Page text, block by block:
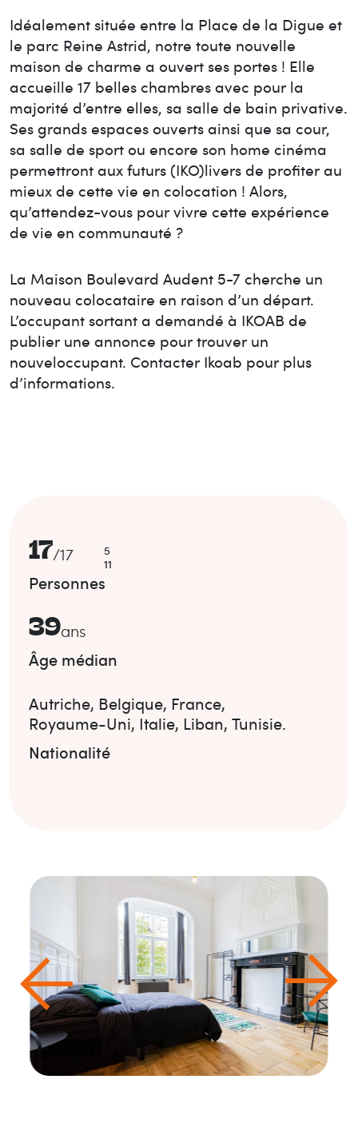
Idéalement située entre la Place de la Digue et
le parc Reine Astrid, notre toute nouvelle
maison de charme a ouvert ses portes ! Elle
accueille 17 belles chambres avec pour la
majorité d’entre elles, sa salle de bain privative.
Ses grands espaces ouverts ainsi que sa cour,
sa salle de sport ou encore son home cinéma
permettront aux futurs (IKO)livers de profiter au
mieux de cette vie en colocation ! Alors,
qu’attendez-vous pour vivre cette expérience
de vie en communauté ?
La Maison Boulevard Audent 5-7cherche un
nouveau colocataire en raison d’un départ.
L’occupant sortant a demandé à IKOAB de
publier une annonce pour trouver un
nouveloccupant. Contacter Ikoab pour plus
d’informations.
17/17
5
11
Personnes
39ans
Âge médian
Autriche, Belgique, France,
Royaume-Uni, Italie, Liban, Tunisie.
Nationalité